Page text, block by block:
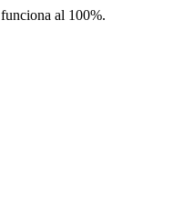
al 100%.